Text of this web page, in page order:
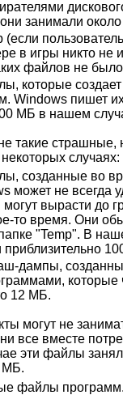
занимали
в игры никто не
файлов не
которые создает
Windows пишет
МБ в нашем
такие страшные,
случаях:
созданные во
может не всегда
могут вырасти до
то время. Они
"Temp". В
приблизительно
дампы,
которые
12 МБ.
могут не
все вместе
эти файлы
МБ.
файлы программ.